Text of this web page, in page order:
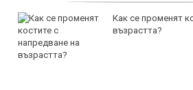
Как се променят
възрастта?